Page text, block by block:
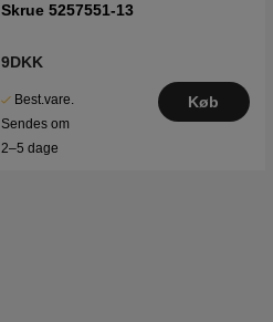
Skrue 5257551-13
9DKK
Best.vare.
Sendes om
2–5 dage
Køb